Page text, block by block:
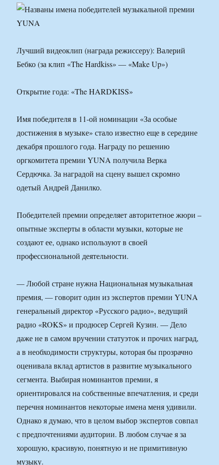
Лучший видеоклип (награда режиссеру): Валерий
Бебко (за клип «The Hardkiss» — «Make Up»)
Открытие года: «The HARDKISS»
Имя победителя в 11-ой номинации «За особые
достижения в музыке» стало известно еще в середине
декабря прошлого года. Награду по решению
оргкомитета премии YUNA получила Верка
Сердючка. За наградой на сцену вышел скромно
одетый Андрей Данилко.
Победителей премии определяет авторитетное жюри –
опытные эксперты в области музыки, которые не
создают ее, однако используют в своей
профессиональной деятельности.
— Любой стране нужна Национальная музыкальная
премия, — говорит один из экспертов премии YUNA
генеральный директор «Русского радио», ведущий
радио «ROKS» и продюсер Сергей Кузин. — Дело
даже не в самом вручении статуэток и прочих наград,
а в необходимости структуры, которая бы прозрачно
оценивала вклад артистов в развитие музыкального
сегмента. Выбирая номинантов премии, я
ориентировался на собственные впечатления, и среди
перечня номинантов некоторые имена меня удивили.
Однако я думаю, что в целом выбор экспертов совпал
с предпочтениями аудитории. В любом случае я за
хорошую, красивую, понятную и не примитивную
музыку.